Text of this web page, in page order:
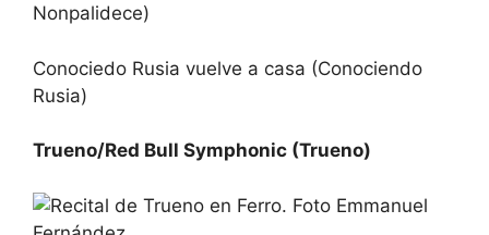
Nonpalidece)
Conociedo Rusia vuelve a casa (Conociendo
Rusia)
Trueno/Red Bull Symphonic (Trueno)